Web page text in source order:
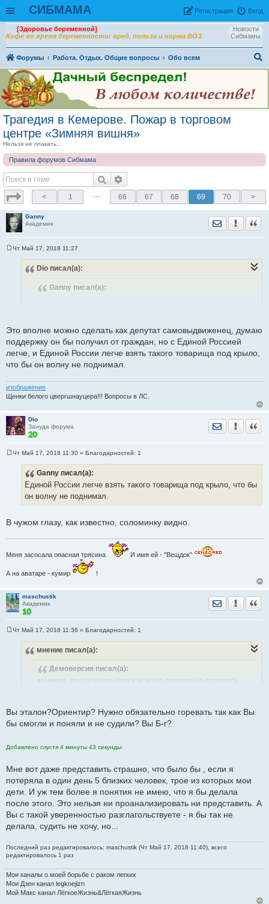
СИБМАМА Вход
Рeгиcтpaция
Новости
Сибмамы
[Здоровье беременной]
Кофе во время беременности: вред, польза и норма ВОЗ
Форумы Работа. Отдых. Общие вопросы
Обо всем
ои
Трагедия в Кемерове. Пожар в торговом
центре «Зимняя вишня»
Нельзя не плакать...
Правила форумов Сибмама
< 1 … 66 67 68 69 70 >
Ganny
Академик
Отправить
Чт Май 17, 2018 11:27
Dio писал(а):
Ganny писал(а):
Надеется что-то изменить.
Хотя бы на уровне района-
области.
Это вполне можно сделать как депутат самовыдвиженец, думаю
поддержку он бы получил от граждан, но с Единой Россией
легче, и Единой России легче взять такого товарища под крыло,
что бы он волну не поднимал.
изображение
Щенки белого цвергшнауцера!!! Вопросы в ЛС.
Dio
Зануда форума
Отправить
Чт Май 17, 2018 11:30 » Благодарностей: 1
Ganny писал(а):
Единой России легче взять такого товарища под крыло, что бы
он волну не поднимал.
В чужом глазу, как известно, соломинку видно.
Меня засосала опасная трясина И имя ей - "Вещдок"
А на аватаре - кумир !
maschustik
Академик
Отправить
Чт Май 17, 2018 11:36 » Благодарностей: 1
мнение писал(а):
Демоверсия писал(а):
Ну так бы я точно не смогла , как он это делает
Вы эталон?Ориентир? Нужно обязательно горевать так как Вы
бы смогли и поняли и не судили? Вы Б-г?
Добавлено спустя 4 минуты 43 секунды:
Мне вот даже представить страшно, что было бы , если я
потеряла в один день 5 близких человек, трое из которых мои
дети. И уж тем более я понятия не имею, что я бы делала
после этого. Это нельзя ни проанализировать ни представить. А
Вы с такой уверенностью разглагольствуете - я бы так не
делала, судить не хочу, но...
Последний раз редактировалось: maschustik (Чт Май 17, 2018 11:40), всего
редактировалось 1 раз
Мои каналы о моей борьбе с раком легких
Мои Дзен канал legkoejizn
Мой Макс канал ЛёгкоеЖизнь&ЛёгкаяЖизнь